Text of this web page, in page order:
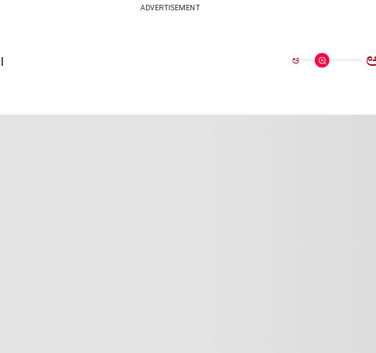
ADVERTISEMENT
ಅ